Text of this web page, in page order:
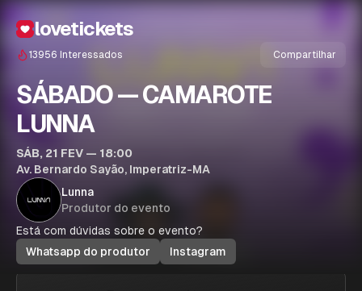
lovetickets
SÁBADO — CAMAROTE
LUNNA
SÁB, 21 FEV — 18:00
Av. Bernardo Sayão, Imperatriz-MA
Lunna
Produtor do evento
Está com dúvidas sobre o evento?
Whatsapp do produtor
Instagram
13956 Interessados Compartilhar